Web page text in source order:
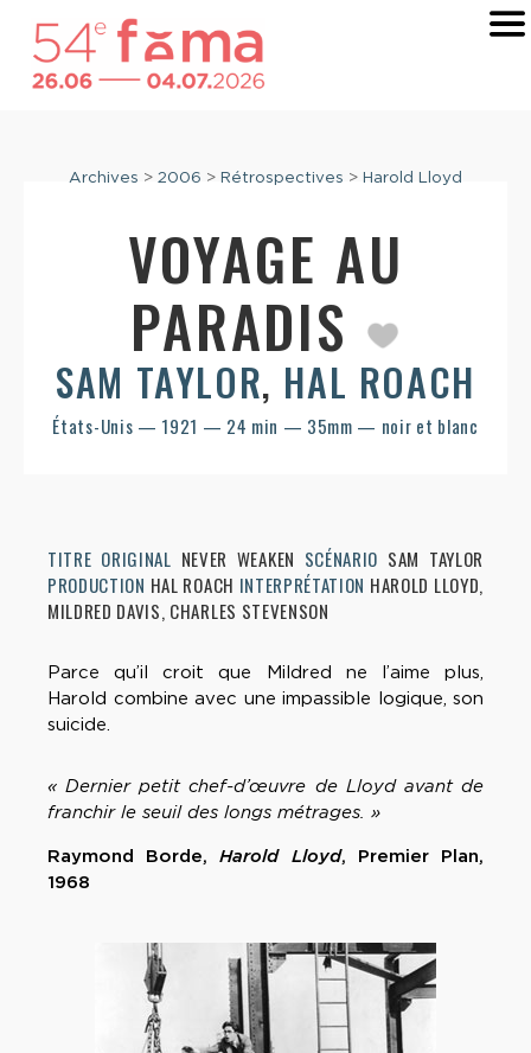
Archives > 2006 > Rétrospectives > Harold Lloyd
VOYAGE AU
PARADIS
SAM TAYLOR, HAL ROACH
États-Unis — 1921 — 24 min — 35mm — noir et blanc
TITRE ORIGINAL NEVER WEAKEN SCÉNARIO SAM TAYLOR
PRODUCTION HAL ROACH INTERPRÉTATION HAROLD LLOYD,
MILDRED DAVIS, CHARLES STEVENSON
Parce qu’il croit que Mildred ne l’aime plus,
Harold combine avec une impassible logique, son
suicide.
« Dernier petit chef-d’œuvre de Lloyd avant de
franchir le seuil des longs métrages. »
Raymond Borde, Harold Lloyd, Premier Plan,
1968